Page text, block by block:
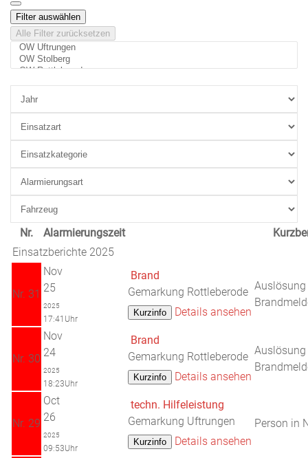
Filter auswählen
Alle Filter zurücksetzen
Nr. Alarmierungszeit
Einsatzberichte 2025
Nr. 31
Nov
25
2025
17:41Uhr
Brand
Gemarkung Rottleberode
Details ansehen
Auslösung
Nr. 30
Nov
24
2025
18:23Uhr
Brand
Gemarkung Rottleberode
Details ansehen
Auslösung
Nr. 29
Oct
26
2025
09:53Uhr
techn. Hilfeleistung
Gemarkung Uftrungen
Details ansehen
Person in